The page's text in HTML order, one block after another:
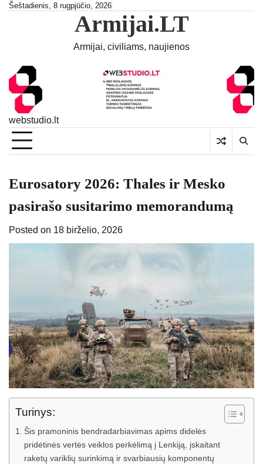
SkipŠeštadienis, 8 rugpjūčio, 2026
Armijai.LT
Armijai, civiliams, naujienos
webstudio.lt
Eurosatory 2026: Thales ir Mesko
pasirašo susitarimo memorandumą
Posted on 18 birželio, 2026
Turinys:
Šis pramoninis bendradarbiavimas apims didelės
pridėtinės vertės veiklos perkėlimą į Lenkiją, įskaitant
raketų variklių surinkimą ir svarbiausių komponentų